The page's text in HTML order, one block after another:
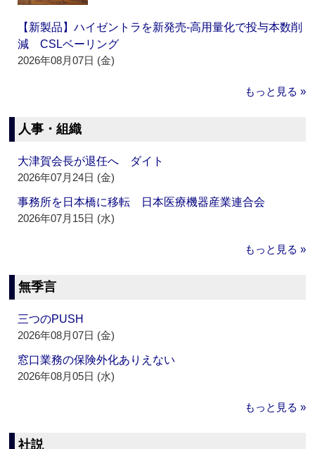
【新製品】ハイゼントラを新発売‐高用量化で投与本数削
減 CSLベーリング
2026年08月07日 (金)
もっと見る »
人事・組織
大津賀会長が退任へ ダイト
2026年07月24日 (金)
事務所を日本橋に移転 日本医療機器産業連合会
2026年07月15日 (水)
もっと見る »
無季言
三つのPUSH
2026年08月07日 (金)
窓口業務の保険外化ありえない
2026年08月05日 (水)
もっと見る »
社説